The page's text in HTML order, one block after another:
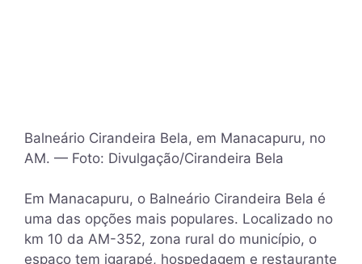
Balneário Cirandeira Bela, em Manacapuru, no
AM. — Foto: Divulgação/Cirandeira Bela
Em Manacapuru, o Balneário Cirandeira Bela é
uma das opções mais populares. Localizado no
km 10 da AM-352, zona rural do município, o
espaço tem igarapé, hospedagem e restaurante